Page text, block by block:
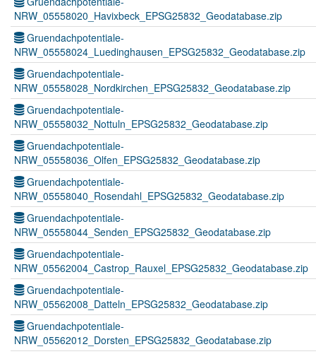
NRW_05558020_Havixbeck_EPSG25832_Geodatabase.zip
Gruendachpotentiale-
NRW_05558024_Luedinghausen_EPSG25832_Geodatabase.zip
Gruendachpotentiale-
NRW_05558028_Nordkirchen_EPSG25832_Geodatabase.zip
Gruendachpotentiale-
NRW_05558032_Nottuln_EPSG25832_Geodatabase.zip
Gruendachpotentiale-
NRW_05558036_Olfen_EPSG25832_Geodatabase.zip
Gruendachpotentiale-
NRW_05558040_Rosendahl_EPSG25832_Geodatabase.zip
Gruendachpotentiale-
NRW_05558044_Senden_EPSG25832_Geodatabase.zip
Gruendachpotentiale-
NRW_05562004_Castrop_Rauxel_EPSG25832_Geodatabase.zip
Gruendachpotentiale-
NRW_05562008_Datteln_EPSG25832_Geodatabase.zip
Gruendachpotentiale-
NRW_05562012_Dorsten_EPSG25832_Geodatabase.zip